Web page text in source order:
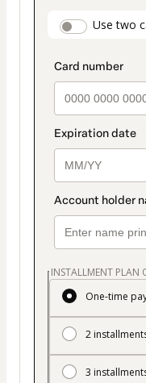
Use two
INSTALLMENT PLAN
One-time
2
3
method